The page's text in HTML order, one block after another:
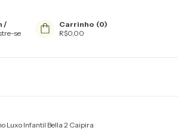
/
se
Carrinho (0)
R$0,00
Luxo Infantil Bella 2 Caipira